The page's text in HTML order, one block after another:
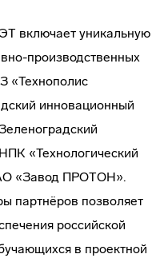
включает уникальную
производственных
«Технополис
инновационный
«Технологический
«Завод ПРОТОН».
партнёров позволяет
российской
в проектной